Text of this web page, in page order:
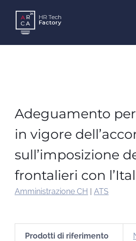
content
Adeguamento per
in vigore
sull’imposizione
frontalieri con
Amministrazione CH | ATS
Prodotti di riferimento